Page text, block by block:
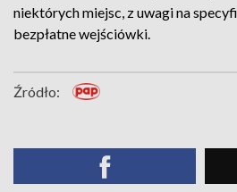
niektórych miejsc, z uwagi na
bezpłatne wejściówki.
Źródło: